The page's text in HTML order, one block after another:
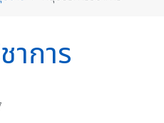
าการ